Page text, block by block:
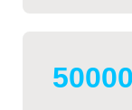
50000